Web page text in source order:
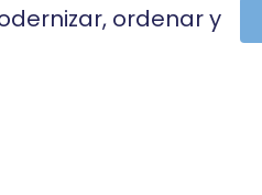
ordenar y